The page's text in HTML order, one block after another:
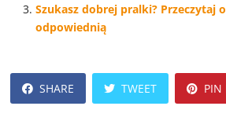
Szukasz dobrej pralki? Przeczytaj
odpowiednią
SHARE TWEET PIN